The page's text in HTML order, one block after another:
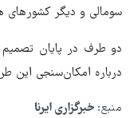
سومالی و دیگر کشورهای
دو طرف در پایان
درباره امکان‌سنجی این
منبع: خبرگزاری ایرنا